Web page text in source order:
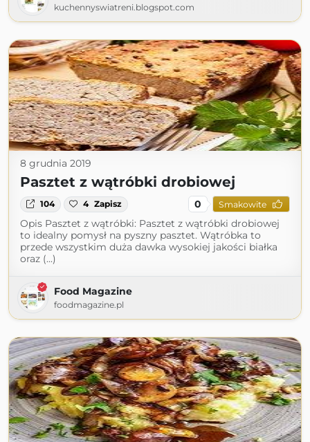
kuchennyswiatreni.blogspot.com
8 grudnia 2019
Pasztet z wątróbki drobiowej
104 4 Zapisz 0 Smakowite
Opis Pasztet z wątróbki: Pasztet z wątróbki drobiowej
to idealny pomysł na pyszny pasztet. Wątróbka to
przede wszystkim duża dawka wysokiej jakości białka
oraz (...)
Food Magazine
foodmagazine.pl